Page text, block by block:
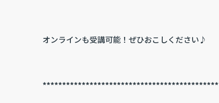
オンラインも受講可能！ぜひおこしください♪